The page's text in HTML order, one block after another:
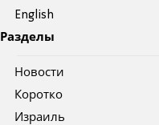
English
Разделы
Новости
Коротко
Израиль